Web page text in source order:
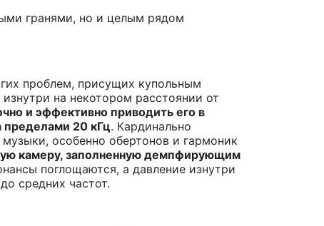
гранями, но и целым рядом
проблем, присущих купольным
на некотором расстоянии от
и эффективно приводить его в
пределами 20 кГц. Кардинально
особенно обертонов и гармоник
камеру, заполненную демпфирующим
поглощаются, а давление изнутри
средних частот.